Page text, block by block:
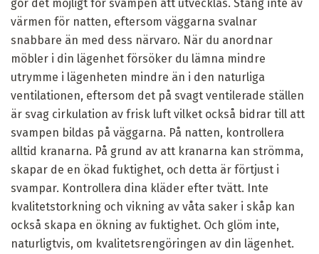
gör det möjligt för svampen att utvecklas. Stäng inte av
värmen för natten, eftersom väggarna svalnar
snabbare än med dess närvaro. När du anordnar
möbler i din lägenhet försöker du lämna mindre
utrymme i lägenheten mindre än i den naturliga
ventilationen, eftersom det på svagt ventilerade ställen
är svag cirkulation av frisk luft vilket också bidrar till att
svampen bildas på väggarna. På natten, kontrollera
alltid kranarna. På grund av att kranarna kan strömma,
skapar de en ökad fuktighet, och detta är förtjust i
svampar. Kontrollera dina kläder efter tvätt. Inte
kvalitetstorkning och vikning av våta saker i skåp kan
också skapa en ökning av fuktighet. Och glöm inte,
naturligtvis, om kvalitetsrengöringen av din lägenhet.